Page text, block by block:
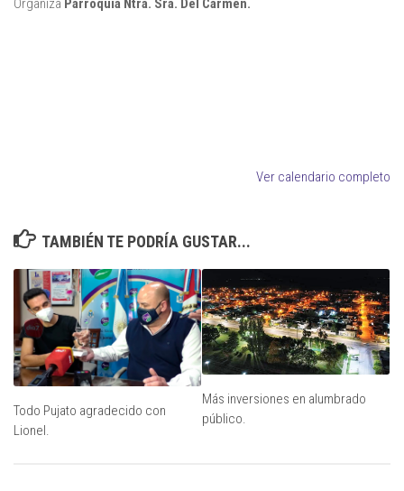
Organiza Parroquia Ntra. Sra. Del Carmen.
Ver calendario completo
TAMBIÉN TE PODRÍA GUSTAR...
Todo Pujato agradecido con
Lionel.
Más inversiones en alumbrado
público.